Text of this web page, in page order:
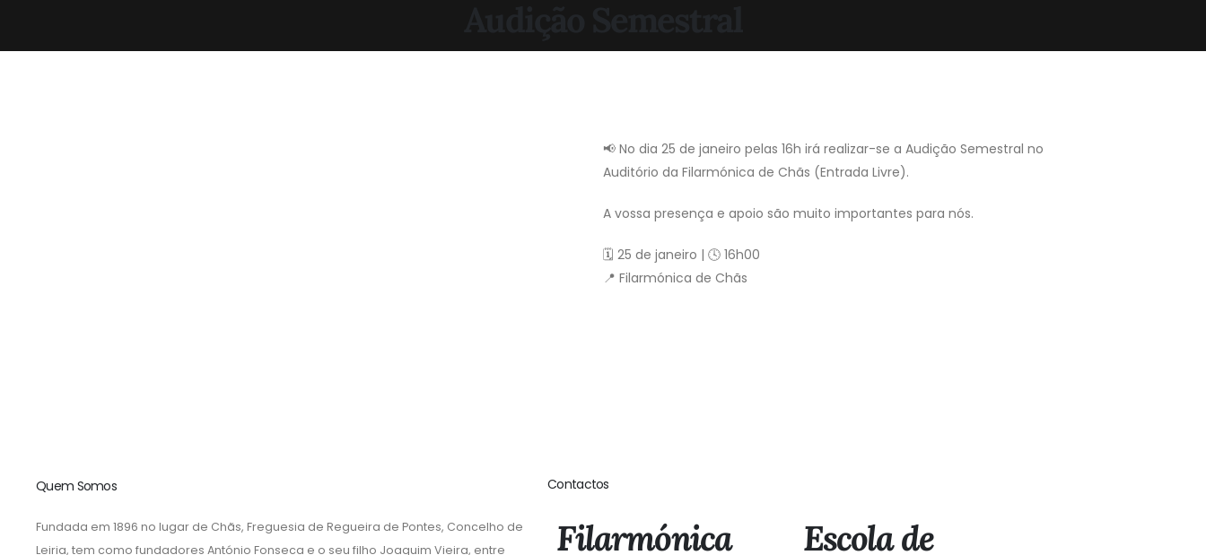
📢 No dia 25 de janeiro pelas 16h irá realizar-se a Audição Semestral no
Auditório da Filarmónica de Chãs (Entrada Livre).
A vossa presença e apoio são muito importantes para nós.
🗓 25 de janeiro | 🕓 16h00
📍 Filarmónica de Chãs
Quem Somos
Fundada em 1896 no lugar de Chãs, Freguesia de Regueira de Pontes, Concelho de
Leiria, tem como fundadores António Fonseca e o seu filho Joaquim Vieira, entre
Contactos
Filarmónica Escola de